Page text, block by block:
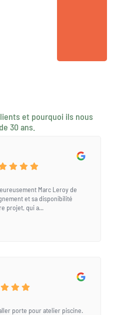
et pourquoi ils nous
30 ans.
Marc Leroy de
et sa disponibilité
projet, qui a...
porte pour atelier piscine.